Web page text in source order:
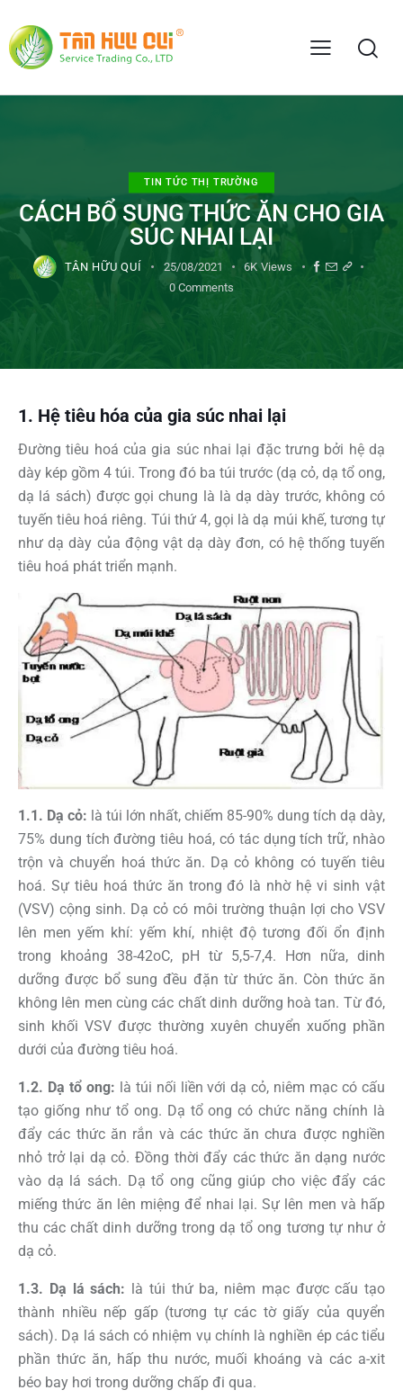
TIN TỨC THỊ TRƯỜNG
CÁCH BỔ SUNG THỨC ĂN CHO GIA
SÚC NHAI LẠI
TÂN HỮU QUÍ 25/08/2021 6K Views
0 Comments
1. Hệ tiêu hóa của gia súc nhai lại
Đường tiêu hoá của gia súc nhai lại đặc trưng bởi hệ dạ
dày kép gồm 4 túi. Trong đó ba túi trước (dạ cỏ, dạ tổ ong,
dạ lá sách) được gọi chung là là dạ dày trước, không có
tuyến tiêu hoá riêng. Túi thứ 4, gọi là dạ múi khế, tương tự
như dạ dày của động vật dạ dày đơn, có hệ thống tuyến
tiêu hoá phát triển mạnh.
1.1. Dạ cỏ: là túi lớn nhất, chiếm 85-90% dung tích dạ dày,
75% dung tích đường tiêu hoá, có tác dụng tích trữ, nhào
trộn và chuyển hoá thức ăn. Dạ cỏ không có tuyến tiêu
hoá. Sự tiêu hoá thức ăn trong đó là nhờ hệ vi sinh vật
(VSV) cộng sinh. Dạ cỏ có môi trường thuận lợi cho VSV
lên men yếm khí: yếm khí, nhiệt độ tương đối ổn định
trong khoảng 38-42oC, pH từ 5,5-7,4. Hơn nữa, dinh
dưỡng được bổ sung đều đặn từ thức ăn. Còn thức ăn
không lên men cùng các chất dinh dưỡng hoà tan. Từ đó,
sinh khối VSV được thường xuyên chuyển xuống phần
dưới của đường tiêu hoá.
1.2. Dạ tổ ong: là túi nối liền với dạ cỏ, niêm mạc có cấu
tạo giống như tổ ong. Dạ tổ ong có chức năng chính là
đẩy các thức ăn rắn và các thức ăn chưa được nghiền
nhỏ trở lại dạ cỏ. Đồng thời đẩy các thức ăn dạng nước
vào dạ lá sách. Dạ tổ ong cũng giúp cho việc đẩy các
miếng thức ăn lên miệng để nhai lại. Sự lên men và hấp
thu các chất dinh dưỡng trong dạ tổ ong tương tự như ở
dạ cỏ.
1.3. Dạ lá sách: là túi thứ ba, niêm mạc được cấu tạo
thành nhiều nếp gấp (tương tự các tờ giấy của quyển
sách). Dạ lá sách có nhiệm vụ chính là nghiền ép các tiểu
phần thức ăn, hấp thu nước, muối khoáng và các a-xit
béo bay hơi trong dưỡng chấp đi qua.